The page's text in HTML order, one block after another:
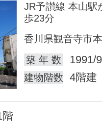
JR予讃線 本山駅
歩23分
香川県観音寺市
築 年 数
1991/
建物階数 4階建
階